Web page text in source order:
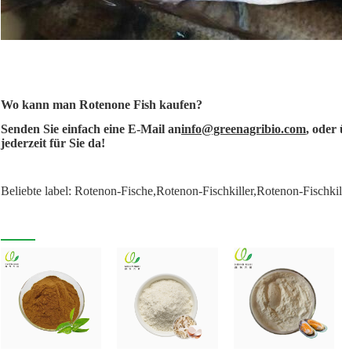
Wo kann man Rotenone Fish kaufen?
Senden Sie einfach eine E-Mail aninfo@greenagribio.com, oder
jederzeit für Sie da!
Beliebte label: Rotenon-Fische,Rotenon-Fischkiller,Rotenon-